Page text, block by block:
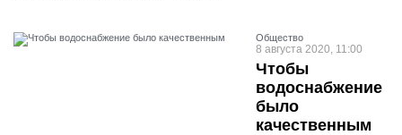
Общество
8 августа 2020, 11:00
Чтобы
водоснабжение
было
качественным